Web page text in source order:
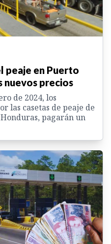
peaje en Puerto
nuevos precios
de 2024, los
las casetas de peaje de
pagarán un